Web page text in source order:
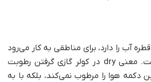
آب را دارد، برای مناطقی به کار می‌رود
که رطوبت زیاد است. معنی dry در کولر گازی گرفتن رطوبت
دکمه هوا را مرطوب نمی‌کند، بلکه با به